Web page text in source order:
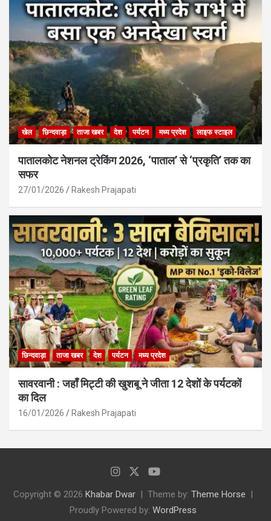
खेल छिन्दवाड़ा ताजा खबर देश पर्यटन मध्य प्रदेश लाइफ स्टाइल
पातालकोट नेशनल ट्रेकिंग 2026, ‘पाताल’ से ‘प्रकृति’ तक का
सफर
27/01/2026 Rakesh Prajapati
छिन्दवाड़ा ताजा खबर देश पर्यटन मध्य प्रदेश
सावरवानी : जहाँ मिट्टी की खुशबू ने जीता 12 देशों के पर्यटकों
का दिल
16/01/2026 Rakesh Prajapati
Copyright © 2026 Khabar Dwar Theme by: Theme Horse
Proudly Powered by: WordPress